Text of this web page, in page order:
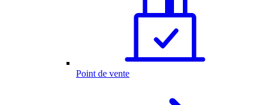
Point de vente